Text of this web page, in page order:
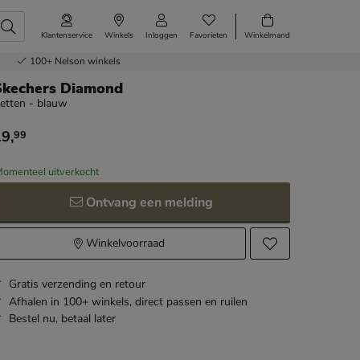
Klantenservice Winkels Inloggen Favorieten Winkelmand
100+ Nelson winkels
Diamond
- blauw
19,99
,99
uitverkocht
Ontvang een melding
Winkelvoorraad
Gratis verzending en retour
Afhalen in 100+ winkels, direct passen en ruilen
Bestel nu, betaal later